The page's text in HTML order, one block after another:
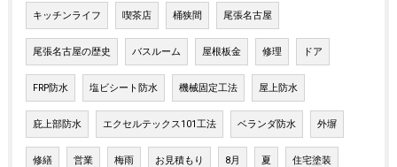
キッチンライフ 喫茶店 桶狭間 尾張名古屋
尾張名古屋の歴史 バスルーム 屋根板金 修理 ドア
FRP防水 塩ビシート防水 機械固定工法 屋上防水
庇上部防水 エクセルテックス101工法 ベランダ防水 外塀
修繕 営業 梅雨 お見積もり 8月 夏 住宅塗装